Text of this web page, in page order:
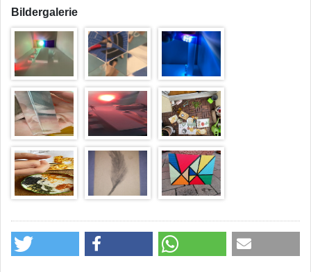
Bildergalerie